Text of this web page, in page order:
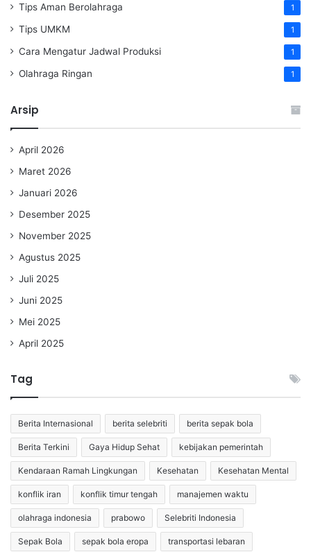
Tips Aman Berolahraga 1
Tips UMKM 1
Cara Mengatur Jadwal Produksi 1
Olahraga Ringan 1
Arsip
April 2026
Maret 2026
Januari 2026
Desember 2025
November 2025
Agustus 2025
Juli 2025
Juni 2025
Mei 2025
April 2025
Tag
Berita Internasional berita selebriti berita sepak bola
Berita Terkini Gaya Hidup Sehat kebijakan pemerintah
Kendaraan Ramah Lingkungan Kesehatan Kesehatan Mental
konflik iran konflik timur tengah manajemen waktu
olahraga indonesia prabowo Selebriti Indonesia
Sepak Bola sepak bola eropa transportasi lebaran